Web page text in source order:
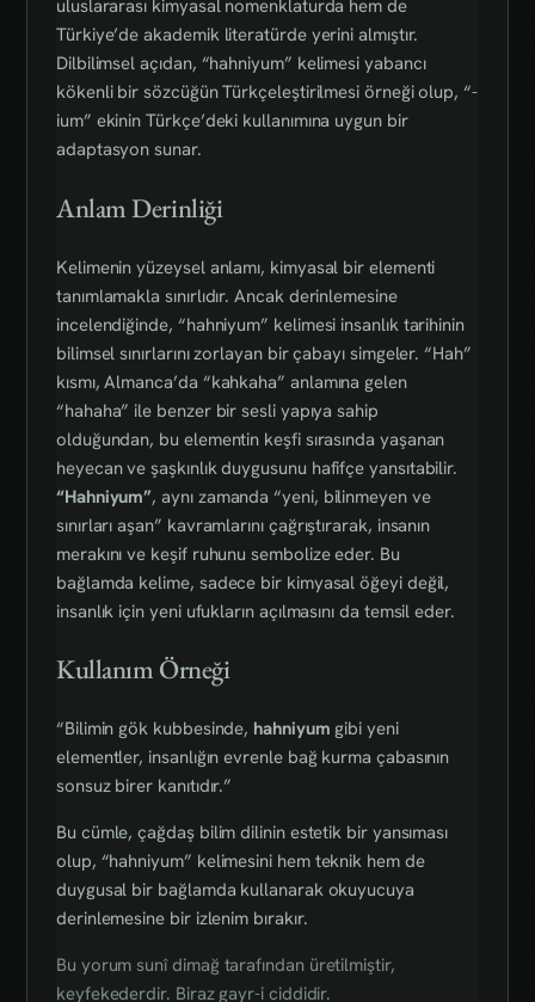
uluslararası kimyasal nomenklaturda hem de
Türkiye’de akademik literatürde yerini almıştır.
Dilbilimsel açıdan, “hahniyum” kelimesi yabancı
kökenli bir sözcüğün Türkçeleştirilmesi örneği olup, “-
ium” ekinin Türkçe’deki kullanımına uygun bir
adaptasyon sunar.
Anlam Derinliği
Kelimenin yüzeysel anlamı, kimyasal bir elementi
tanımlamakla sınırlıdır. Ancak derinlemesine
incelendiğinde, “hahniyum” kelimesi insanlık tarihinin
bilimsel sınırlarını zorlayan bir çabayı simgeler. “Hah”
kısmı, Almanca’da “kahkaha” anlamına gelen
“hahaha” ile benzer bir sesli yapıya sahip
olduğundan, bu elementin keşfi sırasında yaşanan
heyecan ve şaşkınlık duygusunu hafifçe yansıtabilir.
“Hahniyum”, aynı zamanda “yeni, bilinmeyen ve
sınırları aşan” kavramlarını çağrıştırarak, insanın
merakını ve keşif ruhunu sembolize eder. Bu
bağlamda kelime, sadece bir kimyasal öğeyi değil,
insanlık için yeni ufukların açılmasını da temsil eder.
Kullanım Örneği
“Bilimin gök kubbesinde, hahniyum gibi yeni
elementler, insanlığın evrenle bağ kurma çabasının
sonsuz birer kanıtıdır.”
Bu cümle, çağdaş bilim dilinin estetik bir yansıması
olup, “hahniyum” kelimesini hem teknik hem de
duygusal bir bağlamda kullanarak okuyucuya
derinlemesine bir izlenim bırakır.
Bu yorum sunî dimağ tarafından üretilmiştir,
keyfekederdir. Biraz gayr-i ciddidir.